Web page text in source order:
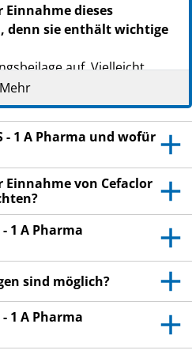
Einnahme dieses
denn sie enthält wichtige
auf. Vielleicht
nochmals lesen.
haben, wenden Sie sich
Ihnen persönlich
Sie es nicht an Dritte weiter.
schaden, auch wenn
haben wie Sie.
bemerken, wenden Sie
Apotheker. Dies gilt auch
die nicht in dieser
sind. Siehe Abschnitt
Mehr
- 1 A Pharma und wofür
Einnahme von Cefaclor
1 A Pharma
sind möglich?
1 A Pharma